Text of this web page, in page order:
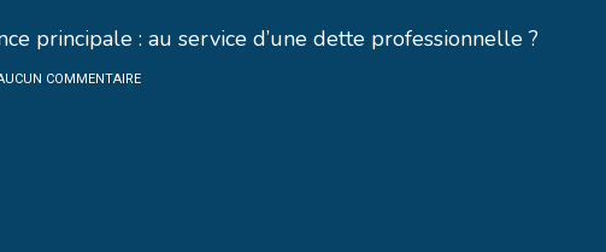
principale : au service d’une dette professionnelle ?
COMMENTAIRE